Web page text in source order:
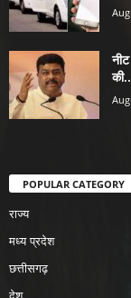
POPULAR CATEGORY
राज्य
मध्य प्रदेश
छत्तीसगढ़